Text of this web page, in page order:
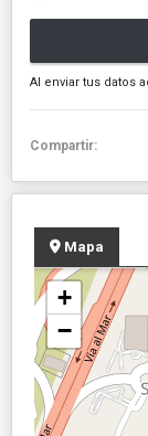
Al enviar tus datos
Compartir:
Mapa
+
−